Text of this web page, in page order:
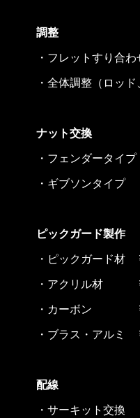
調整
・フレットす
・全体調整（ロッ
ナット交換
・フェンダータイ
・ギブソンタイ
ピックガード製作
・ピックガード材
・アクリル材
・カーボン ￥
・ブラス・アルミ
配線
・サーキッ